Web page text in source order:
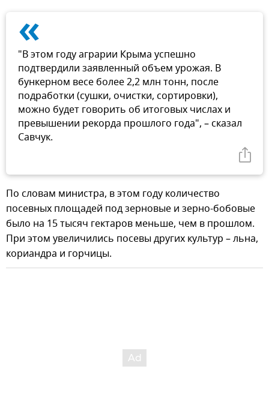
«
"В этом году аграрии Крыма успешно
подтвердили заявленный объем урожая. В
бункерном весе более 2,2 млн тонн, после
подработки (сушки, очистки, сортировки),
можно будет говорить об итоговых числах и
превышении рекорда прошлого года", – сказал
Савчук.
По словам министра, в этом году количество
посевных площадей под зерновые и зерно-бобовые
было на 15 тысяч гектаров меньше, чем в прошлом.
При этом увеличились посевы других культур – льна,
кориандра и горчицы.